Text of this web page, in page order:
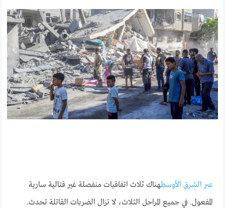
عبر الشرق الأوسطهناك ثلاث اتفاقيات منفصلة غير قتالية سارية
المفعول. في جميع المراحل الثلاث، لا تزال الضربات القاتلة تحدث.